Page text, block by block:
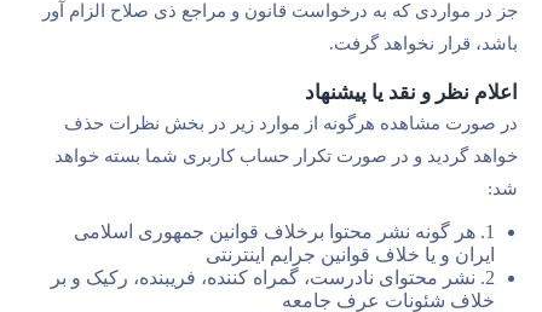
جز در مواردی که به درخواست قانون و مراجع ذی صلاح الزام آور
باشد، قرار نخواهد گرفت.
اعلام نظر و نقد یا پیشنهاد
در صورت مشاهده هرگونه از موارد زیر در بخش نظرات حذف
خواهد گردید و در صورت تکرار حساب کاربری شما بسته خواهد
شد:
1. هر گونه نشر محتوا برخلاف قوانین جمهوری اسلامی
ایران و یا خلاف قوانین جرایم اینترنتی
2. نشر محتوای نادرست، گمراه کننده، فریبنده، رکیک و بر
خلاف شئونات عرف جامعه